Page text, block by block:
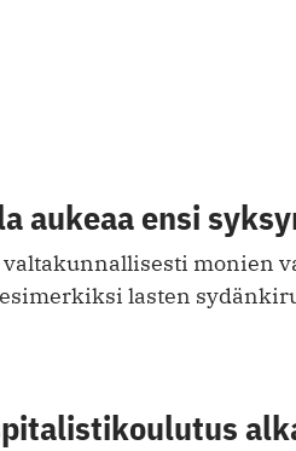
aukeaa ensi
monien
lasten